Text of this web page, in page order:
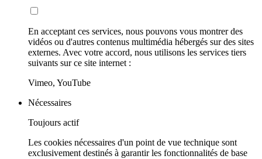
En acceptant ces services, nous pouvons vous montrer des
vidéos ou d'autres contenus multimédia hébergés sur des sites
externes. Avec votre accord, nous utilisons les services tiers
suivants sur ce site internet :
Vimeo, YouTube
Nécessaires
Toujours actif
Les cookies nécessaires d'un point de vue technique sont
exclusivement destinés à garantir les fonctionnalités de base